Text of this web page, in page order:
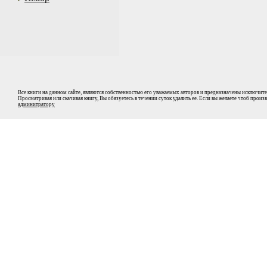
Все книги на данном сайте, являются собственностью его уважаемых авторов и предназначены
Просматривая или скачивая книгу, Вы обязуетесь в течении суток удалить ее. Если вы желаете чтоб
админитратору